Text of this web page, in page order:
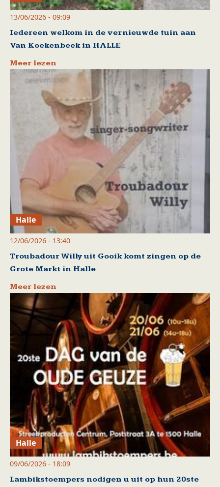
13/06/2026 - 09:09
Iedereen welkom in de vernieuwde tuin aan
Van Koekenbeek in HALLE
Meer lezen
Halle
12/06/2026 - 13:40
Troubadour Willy uit Gooik komt zingen op de
Grote Markt in Halle
Meer lezen
Halle
09/06/2026 - 18:09
Lambikstoempers nodigen u uit op hun 20ste